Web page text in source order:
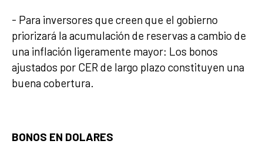
- Para inversores que creen que el gobierno
priorizará la acumulación de reservas a cambio de
una inflación ligeramente mayor: Los bonos
ajustados por CER de largo plazo constituyen una
buena cobertura.
BONOS EN DOLARES